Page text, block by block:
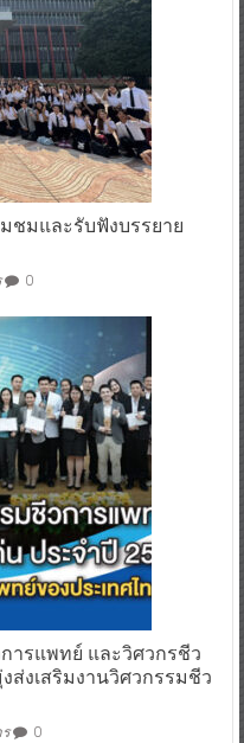
ชมและรับฟังบรรยาย
0
ารแพทย์ และวิศวกรชีว
ส่งเสริมงานวิศวกรรมชีว
0